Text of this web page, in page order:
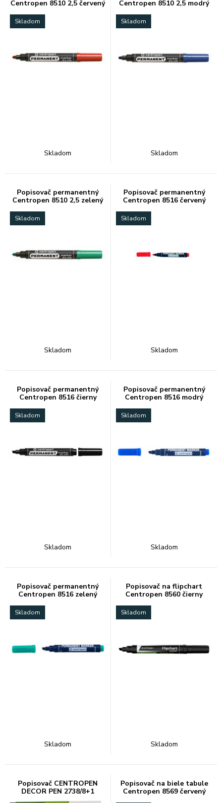
Centropen 8510 2,5 červený
Skladom
Skladom
Centropen 8510 2,5 modrý
Skladom
Skladom
Popisovač permanentný
Centropen 8510 2,5 zelený
Skladom
Skladom
Popisovač permanentný
Centropen 8516 červený
Skladom
Skladom
Popisovač permanentný
Centropen 8516 čierny
Skladom
Skladom
Popisovač permanentný
Centropen 8516 modrý
Skladom
Skladom
Popisovač permanentný
Centropen 8516 zelený
Skladom
Skladom
Popisovač na flipchart
Centropen 8560 čierny
Skladom
Skladom
Popisovač CENTROPEN
DECOR PEN 2738/8+1
Popisovač na biele tabule
Centropen 8569 červený